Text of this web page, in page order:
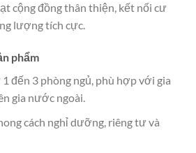
cộng đồng thân thiện, kết nối cư
lượng tích cực.
phẩm
đến 3 phòng ngủ, phù hợp với gia
gia nước ngoài.
cách nghỉ dưỡng, riêng tư và